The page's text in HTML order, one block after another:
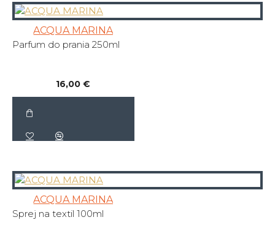
ACQUA MARINA
Parfum do prania 250ml
16,00 €
ACQUA MARINA
Sprej na textil 100ml